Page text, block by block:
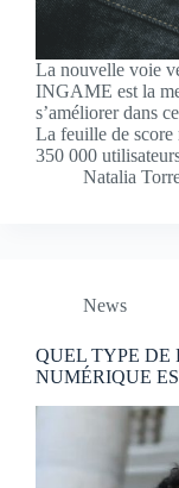
La nouvelle voie
INGAME est la
s’améliorer dans
La feuille de score
350 000
Natalia
News
QUEL TYPE DE
NUMÉRIQUE